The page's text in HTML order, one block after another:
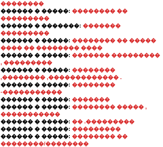
��������
������ � �����: �������� ��
���������
������ � �������: �������
���������
������ � �����: �������� �� �����
���� �� �������� ����
������ � �����: ������� ���������
, ���������
������ � �����: ��������
,�������� ,������������� .
������ � �����: ��������
-�����������
������ � �����: �������
������ � �����: �������� ����� ,
�����������
������ � �����: �� .���������
������ � �����: ���������
������ � �����: �������� ��
��������/��������